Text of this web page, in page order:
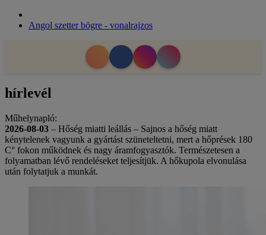
Angol szetter bögre - vonalrajzos
hírlevél
Műhelynapló:
2026-08-03 – Hőség miatti leállás – Sajnos a hőség miatt
kénytelenek vagyunk a gyártást szüneteltetni, mert a hőprések 180
C° fokon működnek és nagy áramfogyasztók. Természetesen a
folyamatban lévő rendeléseket teljesítjük. A hőkupola elvonulása
után folytatjuk a munkát.